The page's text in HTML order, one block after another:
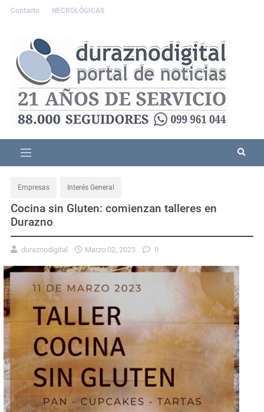
Contacto NECROLÓGICAS
Empresas Interés General
Cocina sin Gluten: comienzan talleres en
Durazno
duraznodigital Marzo 02, 2023 0